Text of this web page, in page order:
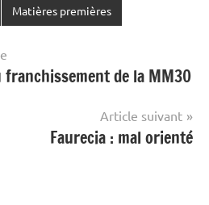
Matières premières
franchissement de la MM30
Article suivant
Faurecia : mal orienté